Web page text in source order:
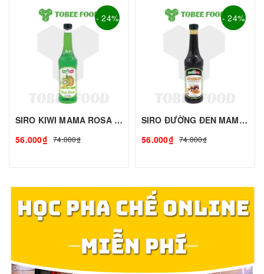
- 24%
SIRO KIWI MAMA ROSA - 700ml | Siro Syrup Làm Trà Trái Cây, Trà Sữa - TOBEE FOOD
56.000₫ 74.000₫
- 24%
SIRO ĐƯỜNG ĐEN MAMA ROSA - 700ml | Siro Syrup Làm Trà Trái Cây, Trà Sữa - TOBEE FOOD
56.000₫ 74.000₫